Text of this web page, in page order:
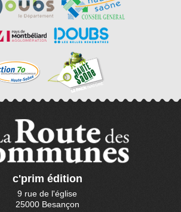
c'prim édition
9 rue de l'église
25000 Besançon